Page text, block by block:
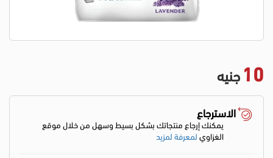
10 جنيه
الاسترجاع
يمكنك إرجاع منتجاتك بشكل بسيط وسهل من خلال موقع
الغزاويلمعرفة لمزيد